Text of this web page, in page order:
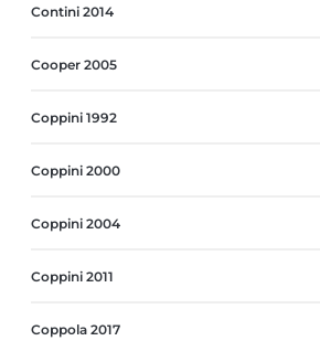
Contini 2014
Cooper 2005
Coppini 1992
Coppini 2000
Coppini 2004
Coppini 2011
Coppola 2017